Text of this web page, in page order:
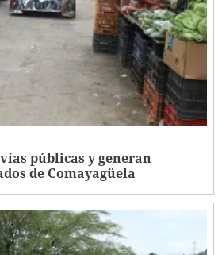
públicas y generan
de Comayagüela